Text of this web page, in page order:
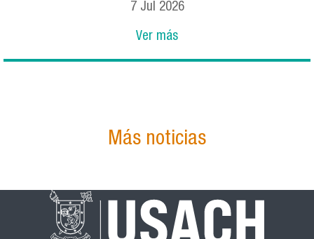
7 Jul 2026
Ver más
Más noticias